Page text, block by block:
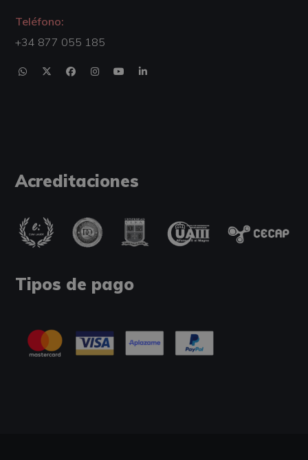
Teléfono:
+34 877 055 185
Acreditaciones
Tipos de pago